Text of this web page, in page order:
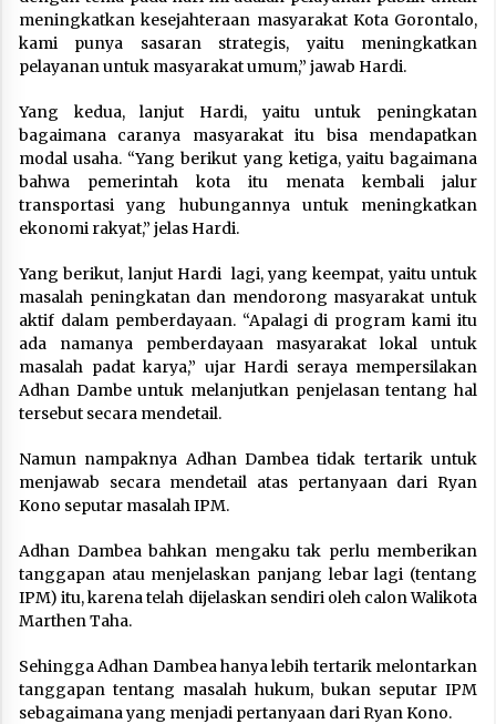
meningkatkan kesejahteraan masyarakat Kota Gorontalo,
kami punya sasaran strategis, yaitu meningkatkan
pelayanan untuk masyarakat umum,” jawab Hardi.
Yang kedua, lanjut Hardi, yaitu untuk peningkatan
bagaimana caranya masyarakat itu bisa mendapatkan
modal usaha. “Yang berikut yang ketiga, yaitu bagaimana
bahwa pemerintah kota itu menata kembali jalur
transportasi yang hubungannya untuk meningkatkan
ekonomi rakyat,” jelas Hardi.
Yang berikut, lanjut Hardi lagi, yang keempat, yaitu untuk
masalah peningkatan dan mendorong masyarakat untuk
aktif dalam pemberdayaan. “Apalagi di program kami itu
ada namanya pemberdayaan masyarakat lokal untuk
masalah padat karya,” ujar Hardi seraya mempersilakan
Adhan Dambe untuk melanjutkan penjelasan tentang hal
tersebut secara mendetail.
Namun nampaknya Adhan Dambea tidak tertarik untuk
menjawab secara mendetail atas pertanyaan dari Ryan
Kono seputar masalah IPM.
Adhan Dambea bahkan mengaku tak perlu memberikan
tanggapan atau menjelaskan panjang lebar lagi (tentang
IPM) itu, karena telah dijelaskan sendiri oleh calon Walikota
Marthen Taha.
Sehingga Adhan Dambea hanya lebih tertarik melontarkan
tanggapan tentang masalah hukum, bukan seputar IPM
sebagaimana yang menjadi pertanyaan dari Ryan Kono.